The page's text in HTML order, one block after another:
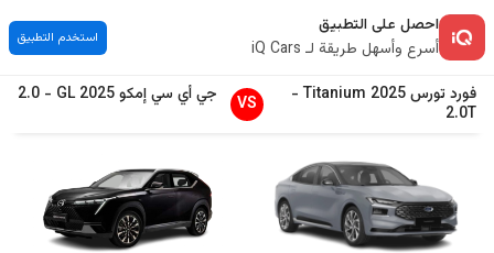
احصل على التطبيق
أسرع وأسهل طريقة لـ iQ Cars
استخدم التطبيق
فوردتورس2025
Titanium
-
2.0T
VS جي أي سيإمكو2025
GL
-
2.0